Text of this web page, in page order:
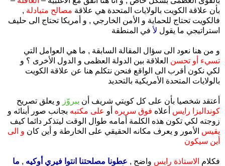
بأن علاقة الكويت بالولايات المتحدة هي علاقة مصالح متبادلة ,
فالكويت تحتاج للحماية و الأمن الخارجي , و أمريكا تحتاج الى حليف
استراتيجي ما يقول لأ في المنطقة
و من هنا نعود الى سؤال المقالة السابقة , ما هي العوامل التي
تسيء أو تحسن العلاقة بين الدولة العظمى و الدول الأخرى ؟ و
لكي نكون أقرب الى الواقع فنحن نتكلم هنا عن علاقة الكويت
بالولايات المتحدة الأمريكية بالتحديد
أعتقد شخصيا بأن على كل كويتي شريف أن يبروّز و يعلق تصريح
كونداليزا رايس أعلاه فوق سريره أو على مكتبه بجانب صور أبنائه و
زوجته لكي تكون هذه الكلمة أمامه طوال الوقت ليتذكر دائما كيف
يقيس الأمور و يعرف مكانه الحقيقي على الخارطة و أين كان و الى
أين سيكون
فكلام الاستاذة رايس واضح , عطونا مصلحتنا انتوا فيري أوكيه , ما